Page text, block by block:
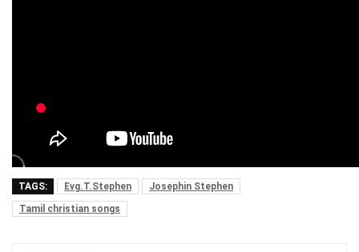
TAGS: Evg.T.Stephen
Josephin Stephen
Tamil christian songs